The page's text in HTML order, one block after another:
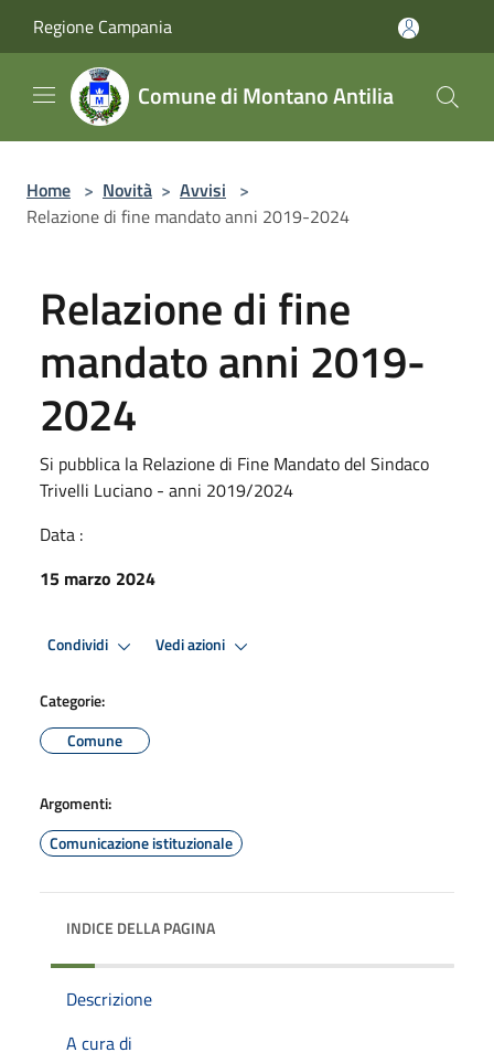
Regione Campania
Comune di Montano Antilia
Home > Novità > Avvisi >
Relazione di fine mandato anni 2019-2024
Relazione di fine
mandato anni 2019-
2024
Si pubblica la Relazione di Fine Mandato del Sindaco
Trivelli Luciano - anni 2019/2024
Data :
15 marzo 2024
Condividi Vedi azioni
Categorie:
Comune
Argomenti:
Comunicazione istituzionale
INDICE DELLA PAGINA
Descrizione
A cura di